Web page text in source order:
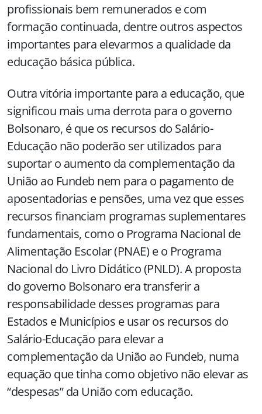
profissionais bem remunerados e com
formação continuada, dentre outros aspectos
importantes para elevarmos a qualidade da
educação básica pública.
Outra vitória importante para a educação, que
significou mais uma derrota para o governo
Bolsonaro, é que os recursos do Salário-
Educação não poderão ser utilizados para
suportar o aumento da complementação da
União ao Fundeb nem para o pagamento de
aposentadorias e pensões, uma vez que esses
recursos financiam programas suplementares
fundamentais, como o Programa Nacional de
Alimentação Escolar (PNAE) e o Programa
Nacional do Livro Didático (PNLD). A proposta
do governo Bolsonaro era transferir a
responsabilidade desses programas para
Estados e Municípios e usar os recursos do
Salário-Educação para elevar a
complementação da União ao Fundeb, numa
equação que tinha como objetivo não elevar as
“despesas” da União com educação.